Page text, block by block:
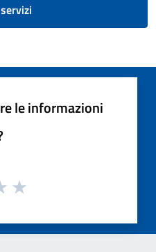
le informazioni